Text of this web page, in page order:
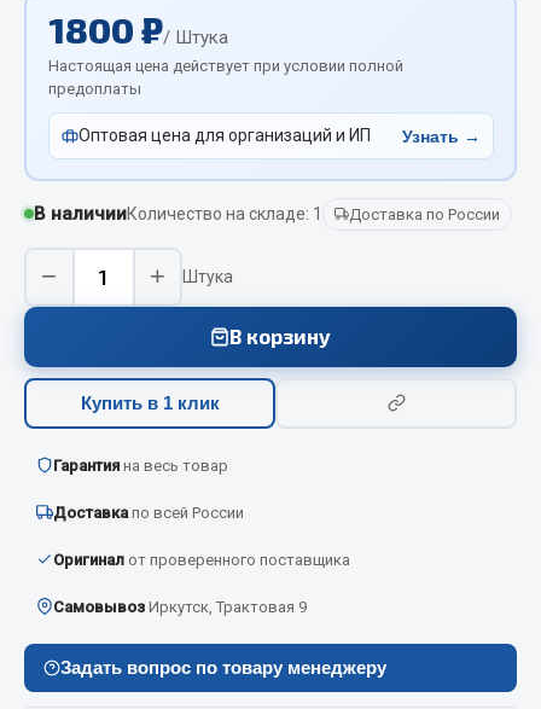
Автономные воздушные отопители
Жидкостные подогреватели
Отопители салона
Подогреватели тосола
Весь раздел
Аксессуары автомобильные
Аптечки и знаки автомобильные
Брызговики
Вымпела
Показать ещё
Весь раздел
Смазочные материалы
1800 ₽/ Штука
Настоящая цена действует при условии полной
предоплаты
Оптовая цена для организаций и ИП Узнать →
В наличииКоличество на складе: 1 Доставка по России
− + Штука
В корзину
Купить в 1 клик
Гарантия на весь товар
Доставка по всей России
Оригинал от проверенного поставщика
Самовывоз Иркутск, Трактовая 9
Задать вопрос по товару менеджеру